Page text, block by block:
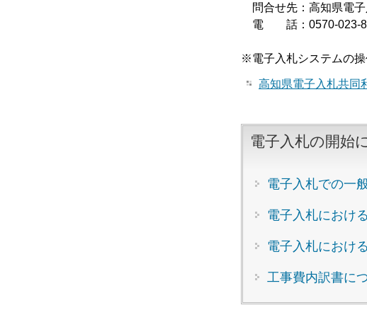
問合せ先：高知県電子
電 話：0570-023-
※電子入札システムの操
高知県電子入札共同
電子入札の開始
電子入札での一
電子入札におけ
電子入札におけ
工事費内訳書に